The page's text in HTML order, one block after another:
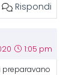
Rispondi
1:05 pm
preparavano